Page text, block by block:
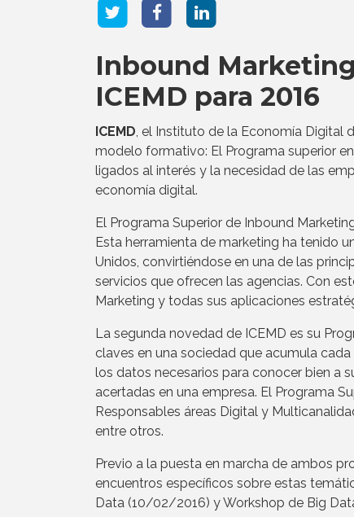
Inbound
ICEMD para 2016
ICEMD , el Instituto de la Economía Digital
modelo formativo: El Programa superior
ligados al interés y la necesidad de las
economía digital.
El Programa Superior de Inbound
Esta herramienta de marketing ha tenido
Unidos, convirtiéndose en una de las
servicios que ofrecen las agencias. Con
Marketing y todas sus aplicaciones
La segunda novedad de ICEMD es su
claves en una sociedad que acumula
los datos necesarios para conocer bien a
acertadas en una empresa. El Programa
Responsables áreas Digital y
entre otros.
Previo a la puesta en marcha de ambos
encuentros específicos sobre estas
Data (10/02/2016) y Workshop de Big